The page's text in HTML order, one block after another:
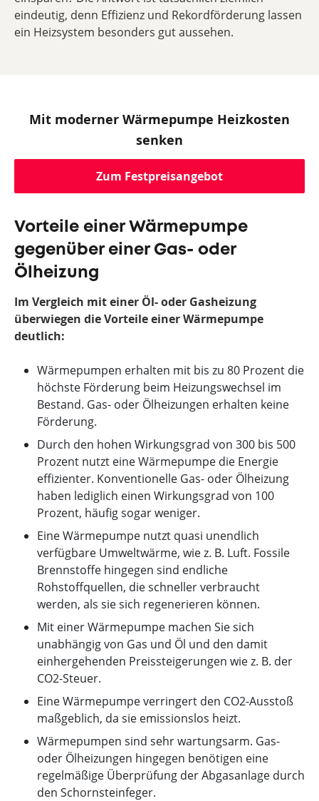
eindeutig, denn Effizienz und Rekordförderung lassen
ein Heizsystem besonders gut aussehen.
Mit moderner Wärmepumpe Heizkosten
senken
Zum Festpreisangebot
Vorteile einer Wärmepumpe
gegenüber einer Gas- oder
Ölheizung
Im Vergleich mit einer Öl- oder Gasheizung
überwiegen die Vorteile einer Wärmepumpe
deutlich:
Wärmepumpen erhalten mit bis zu 80 Prozent die
höchste Förderung beim Heizungswechsel im
Bestand. Gas- oder Ölheizungen erhalten keine
Förderung.
Durch den hohen Wirkungsgrad von 300 bis 500
Prozent nutzt eine Wärmepumpe die Energie
effizienter. Konventionelle Gas- oder Ölheizung
haben lediglich einen Wirkungsgrad von 100
Prozent, häufig sogar weniger.
Eine Wärmepumpe nutzt quasi unendlich
verfügbare Umweltwärme, wie z. B. Luft. Fossile
Brennstoffe hingegen sind endliche
Rohstoffquellen, die schneller verbraucht
werden, als sie sich regenerieren können.
Mit einer Wärmepumpe machen Sie sich
unabhängig von Gas und Öl und den damit
einhergehenden Preissteigerungen wie z. B. der
CO2-Steuer.
Eine Wärmepumpe verringert den CO2-Ausstoß
maßgeblich, da sie emissionslos heizt.
Wärmepumpen sind sehr wartungsarm. Gas-
oder Ölheizungen hingegen benötigen eine
regelmäßige Überprüfung der Abgasanlage durch
den Schornsteinfeger.